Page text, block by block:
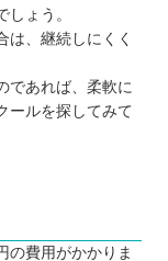
ょう。
は、継続しにくく
であれば、柔軟に
ールを探してみて
の費用がかかりま